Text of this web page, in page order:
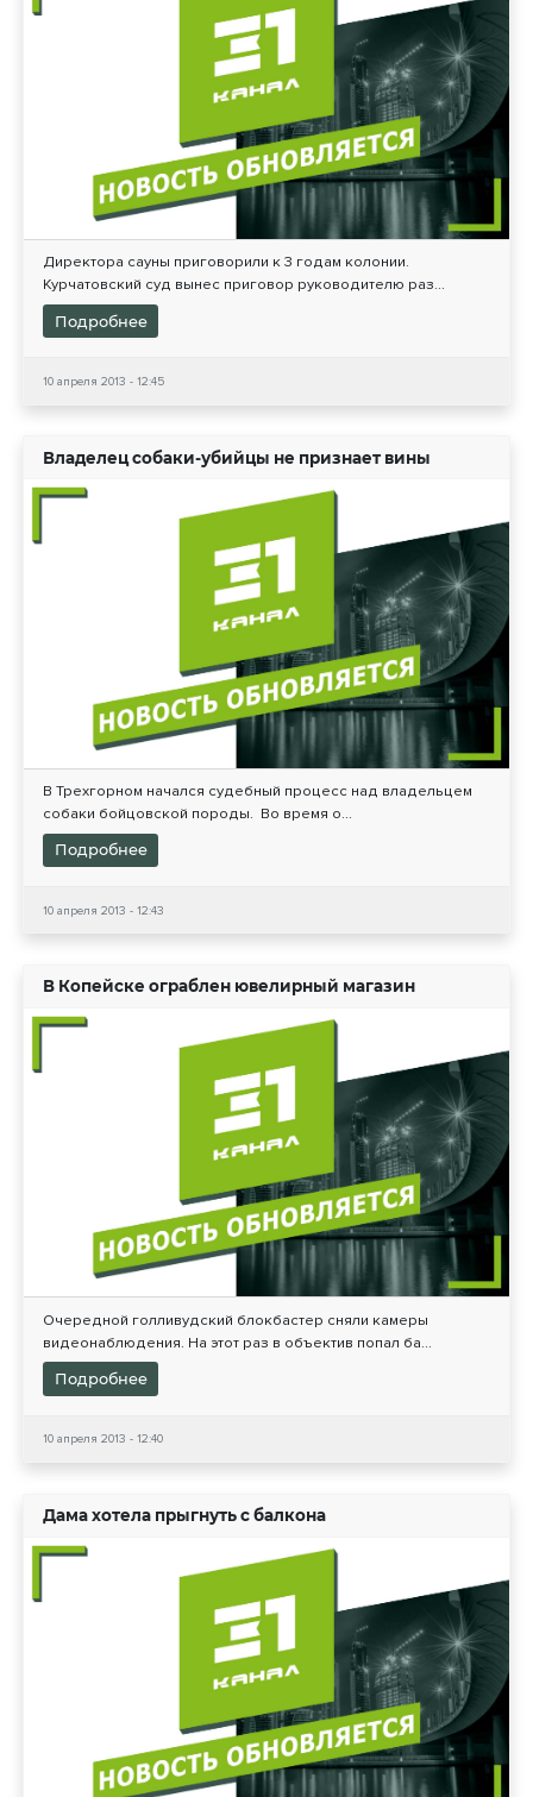
Директора сауны приговорили к 3 годам колонии.
Курчатовский суд вынес приговор руководителю раз...
Подробнее
10 апреля 2013 - 12:45
Владелец собаки-убийцы не признает вины
В Трехгорном начался судебный процесс над владельцем
собаки бойцовской породы. Во время о...
Подробнее
10 апреля 2013 - 12:43
В Копейске ограблен ювелирный магазин
Очередной голливудский блокбастер сняли камеры
видеонаблюдения. На этот раз в объектив попал ба...
Подробнее
10 апреля 2013 - 12:40
Дама хотела прыгнуть с балкона